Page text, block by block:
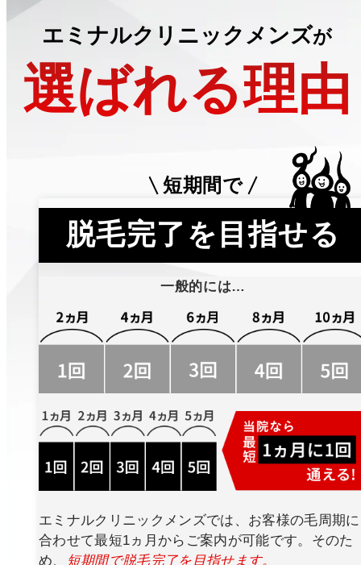
エミナルクリニックメンズが
選ばれる理由
短期間で
脱毛完了を目指せる
一般的には…
エミナルクリニックメンズでは、お客様の毛周期に
合わせて最短1ヵ月からご案内が可能です。そのた
め、
短期間で脱毛完了を目指せます。